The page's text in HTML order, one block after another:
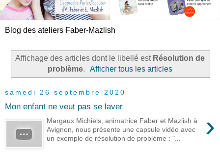
Blog des ateliers Faber-Mazlish
Affichage des articles dont le libellé est Résolution de
problème. Afficher tous les articles
samedi 26 septembre 2020
Mon enfant ne veut pas se laver
›
Margaux Michiels, animatrice Faber et Mazlish à
Avignon, nous présente une capsule vidéo avec
un exemple de résolution de problème : "...